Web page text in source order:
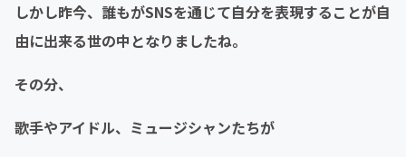
しかし昨今、誰もがSNSを通じて自分を表現することが自
由に出来る世の中となりましたね。
その分、
歌手やアイドル、ミュージシャンたちが